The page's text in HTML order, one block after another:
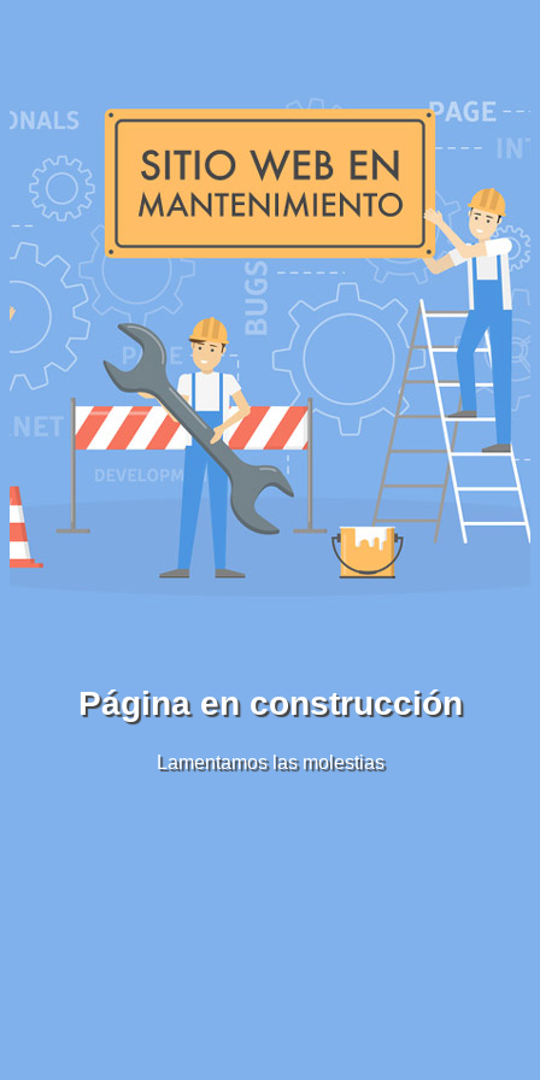
Página en construcción
Lamentamos las molestias